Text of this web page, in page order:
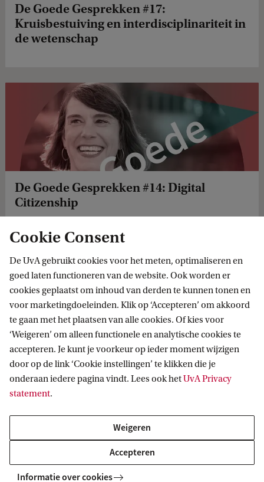
De Goede Gesprekken #17:
Kruisbestuiving en interdisciplinariteit in
de wetenschap
De Goede Gesprekken #14: Digital
Citizenship
Informatie voor
Bachelorstudiekiezers
Masterstudiekiezers
Journalisten
Schooldecanen en vakdocenten
Direct naar
Vacatures
Doneren
Contact
UvA op social media
Cookie Consent
De UvA gebruikt cookies voor het meten, optimaliseren en
goed laten functioneren van de website. Ook worden er
cookies geplaatst om inhoud van derden te kunnen tonen en
voor marketingdoeleinden. Klik op ‘Accepteren’ om akkoord
te gaan met het plaatsen van alle cookies. Of kies voor
‘Weigeren’ om alleen functionele en analytische cookies te
accepteren. Je kunt je voorkeur op ieder moment wijzigen
door op de link ‘Cookie instellingen’ te klikken die je
onderaan iedere pagina vindt. Lees ook hetUvA Privacy
statement.
Weigeren
Accepteren
Informatie over cookies